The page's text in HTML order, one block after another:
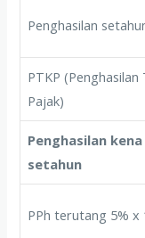
Penghasilan
PTKP (Penghasilan
Pajak)
Penghasilan
setahun
PPh terutang 5% x